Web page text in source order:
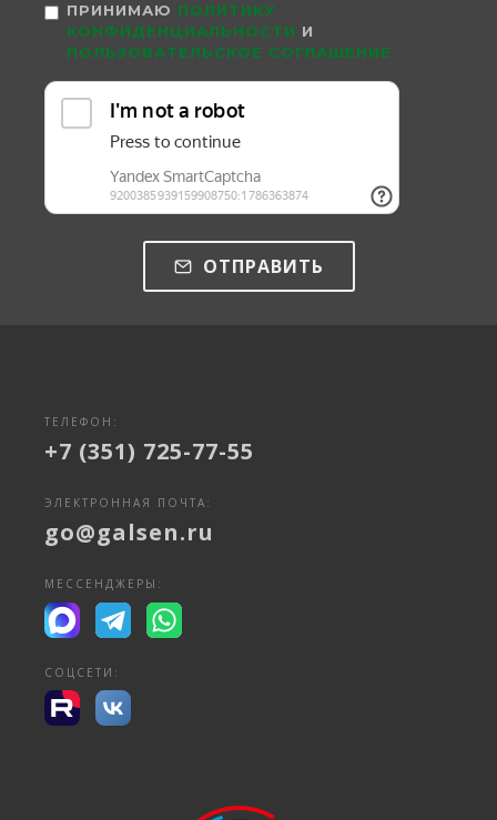
ПРИНИМАЮ ПОЛИТИКУ
КОНФИДЕНЦИАЛЬНОСТИ И
ПОЛЬЗОВАТЕЛЬСКОЕ СОГЛАШЕНИЕ
ОТПРАВИТЬ
ТЕЛЕФОН:
+7 (351) 725-77-55
ЭЛЕКТРОННАЯ ПОЧТА:
go@galsen.ru
МЕССЕНДЖЕРЫ:
СОЦСЕТИ: